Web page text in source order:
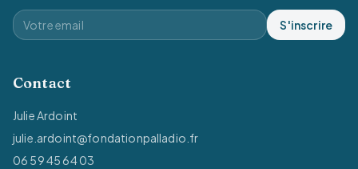
S'inscrire
Contact
Julie Ardoint
julie.ardoint@fondationpalladio.fr
06 59 45 64 03